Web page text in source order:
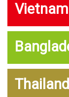
Vietnam
Thailand